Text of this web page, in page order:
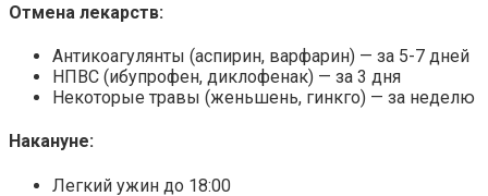
Отмена лекарств:
Антикоагулянты (аспирин, варфарин) — за 5-7 дней
НПВС (ибупрофен, диклофенак) — за 3 дня
Некоторые травы (женьшень, гинкго) — за неделю
Накануне:
Легкий ужин до 18:00